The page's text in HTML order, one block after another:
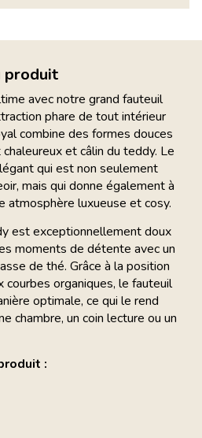
produit
avec notre grand fauteuil
phare de tout intérieur
combine des formes douces
et câlin du teddy. Le
qui est non seulement
mais qui donne également à
atmosphère luxueuse et cosy.
est exceptionnellement doux
moments de détente avec un
de thé. Grâce à la position
courbes organiques, le fauteuil
optimale, ce qui le rend
chambre, un coin lecture ou un
: